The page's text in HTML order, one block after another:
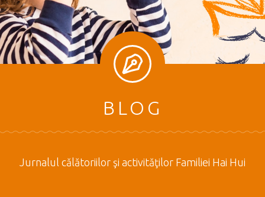
BLOG
Jurnalul călătoriilor şi activităţilor Familiei Hai Hui